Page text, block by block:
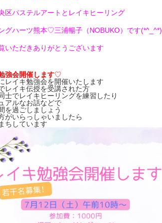
区パステルアートとレイキヒーリング
グハーツ熊本♡三浦暢子（NOBUKO）です(*^_^*)
いただきありがとうございます
強会開催します♡
レイキ勉強会を開催いたします
レイキ伝授を受講された方
士でレイキヒーリングを練習したり
アルなお話などで
を過ごしましょう
がいらっしゃいましたら
ちしています